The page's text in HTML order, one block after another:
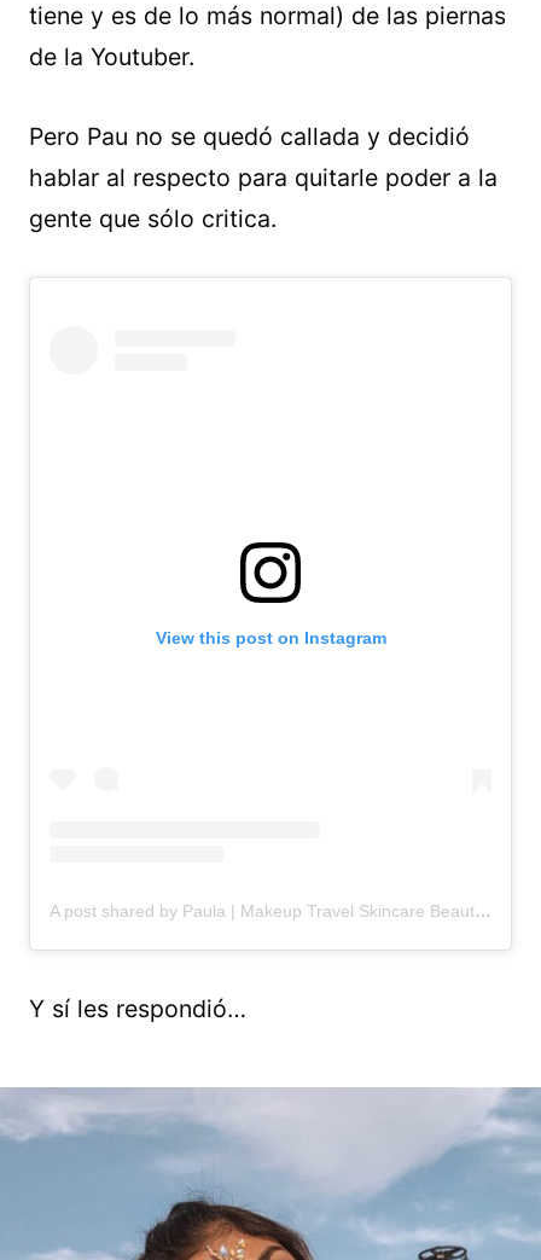
tiene y es de lo más normal) de las piernas
de la Youtuber.
Pero Pau no se quedó callada y decidió
hablar al respecto para quitarle poder a la
gente que sólo critica.
View this post on Instagram
A post shared by Paula | Makeup Travel Skincare Beauty Tutorials (@pautips)
Y sí les respondió…